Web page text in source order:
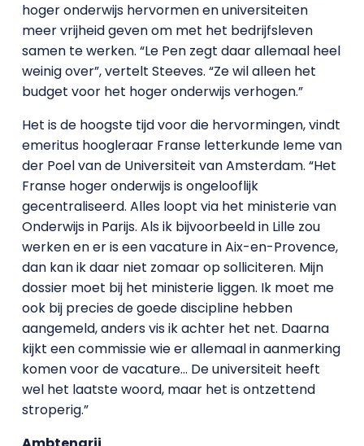
hoger onderwijs hervormen en universiteiten
meer vrijheid geven om met het bedrijfsleven
samen te werken. “Le Pen zegt daar allemaal heel
weinig over”, vertelt Steeves. “Ze wil alleen het
budget voor het hoger onderwijs verhogen.”
Het is de hoogste tijd voor die hervormingen, vindt
emeritus hoogleraar Franse letterkunde Ieme van
der Poel van de Universiteit van Amsterdam. “Het
Franse hoger onderwijs is ongelooflijk
gecentraliseerd. Alles loopt via het ministerie van
Onderwijs in Parijs. Als ik bijvoorbeeld in Lille zou
werken en er is een vacature in Aix-en-Provence,
dan kan ik daar niet zomaar op solliciteren. Mijn
dossier moet bij het ministerie liggen. Ik moet me
ook bij precies de goede discipline hebben
aangemeld, anders vis ik achter het net. Daarna
kijkt een commissie wie er allemaal in aanmerking
komen voor de vacature… De universiteit heeft
wel het laatste woord, maar het is ontzettend
stroperig.”